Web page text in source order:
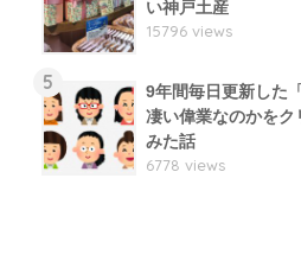
い神戸土産
15796 views
5
9年間毎日更新した
凄い偉業なのかをク
みた話
6778 views